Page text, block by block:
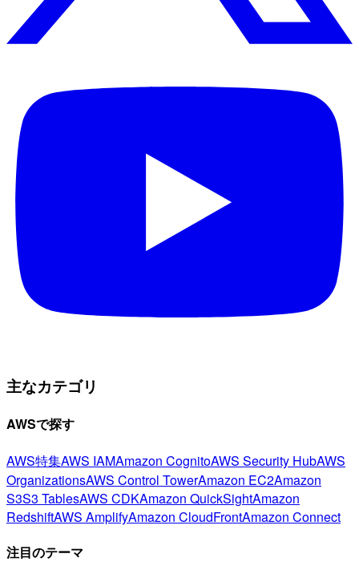
主なカテゴリ
AWSで探す
AWS特集AWS IAMAmazon CognitoAWS Security HubAWS
OrganizationsAWS Control TowerAmazon EC2Amazon
S3S3 TablesAWS CDKAmazon QuickSightAmazon
RedshiftAWS AmplifyAmazon CloudFrontAmazon Connect
注目のテーマ